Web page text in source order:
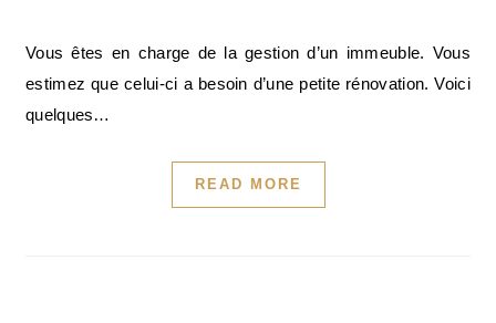
Vous êtes en charge de la gestion d’un immeuble. Vous
estimez que celui-ci a besoin d’une petite rénovation. Voici
quelques…
READ MORE